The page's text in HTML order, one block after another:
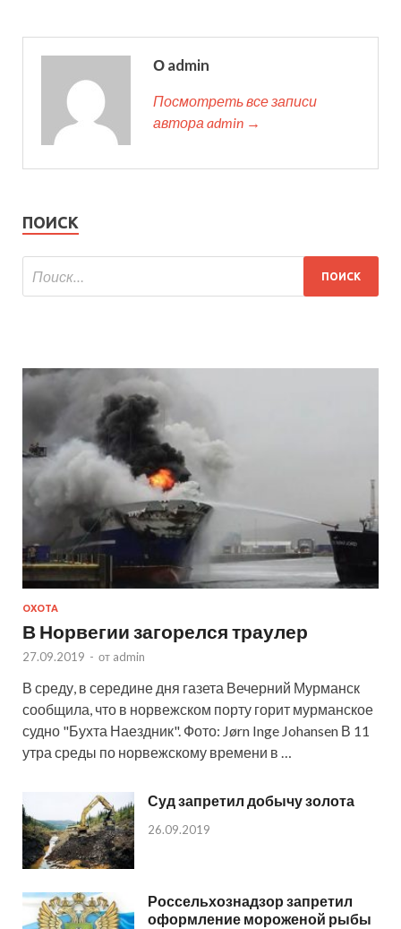
О admin
Посмотреть все записи
автора admin →
ПОИСК
ОХОТА
В Норвегии загорелся траулер
27.09.2019 - от admin
В среду, в середине дня газета Вечерний Мурманск
сообщила, что в норвежском порту горит мурманское
судно "Бухта Наездник". Фото: Jørn Inge Johansen В 11
утра среды по норвежскому времени в …
Суд запретил добычу золота
26.09.2019
Россельхознадзор запретил
оформление мороженой рыбы